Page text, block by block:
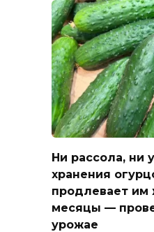
Ни рассола, ни
хранения
продлевает им
месяцы —
урожае